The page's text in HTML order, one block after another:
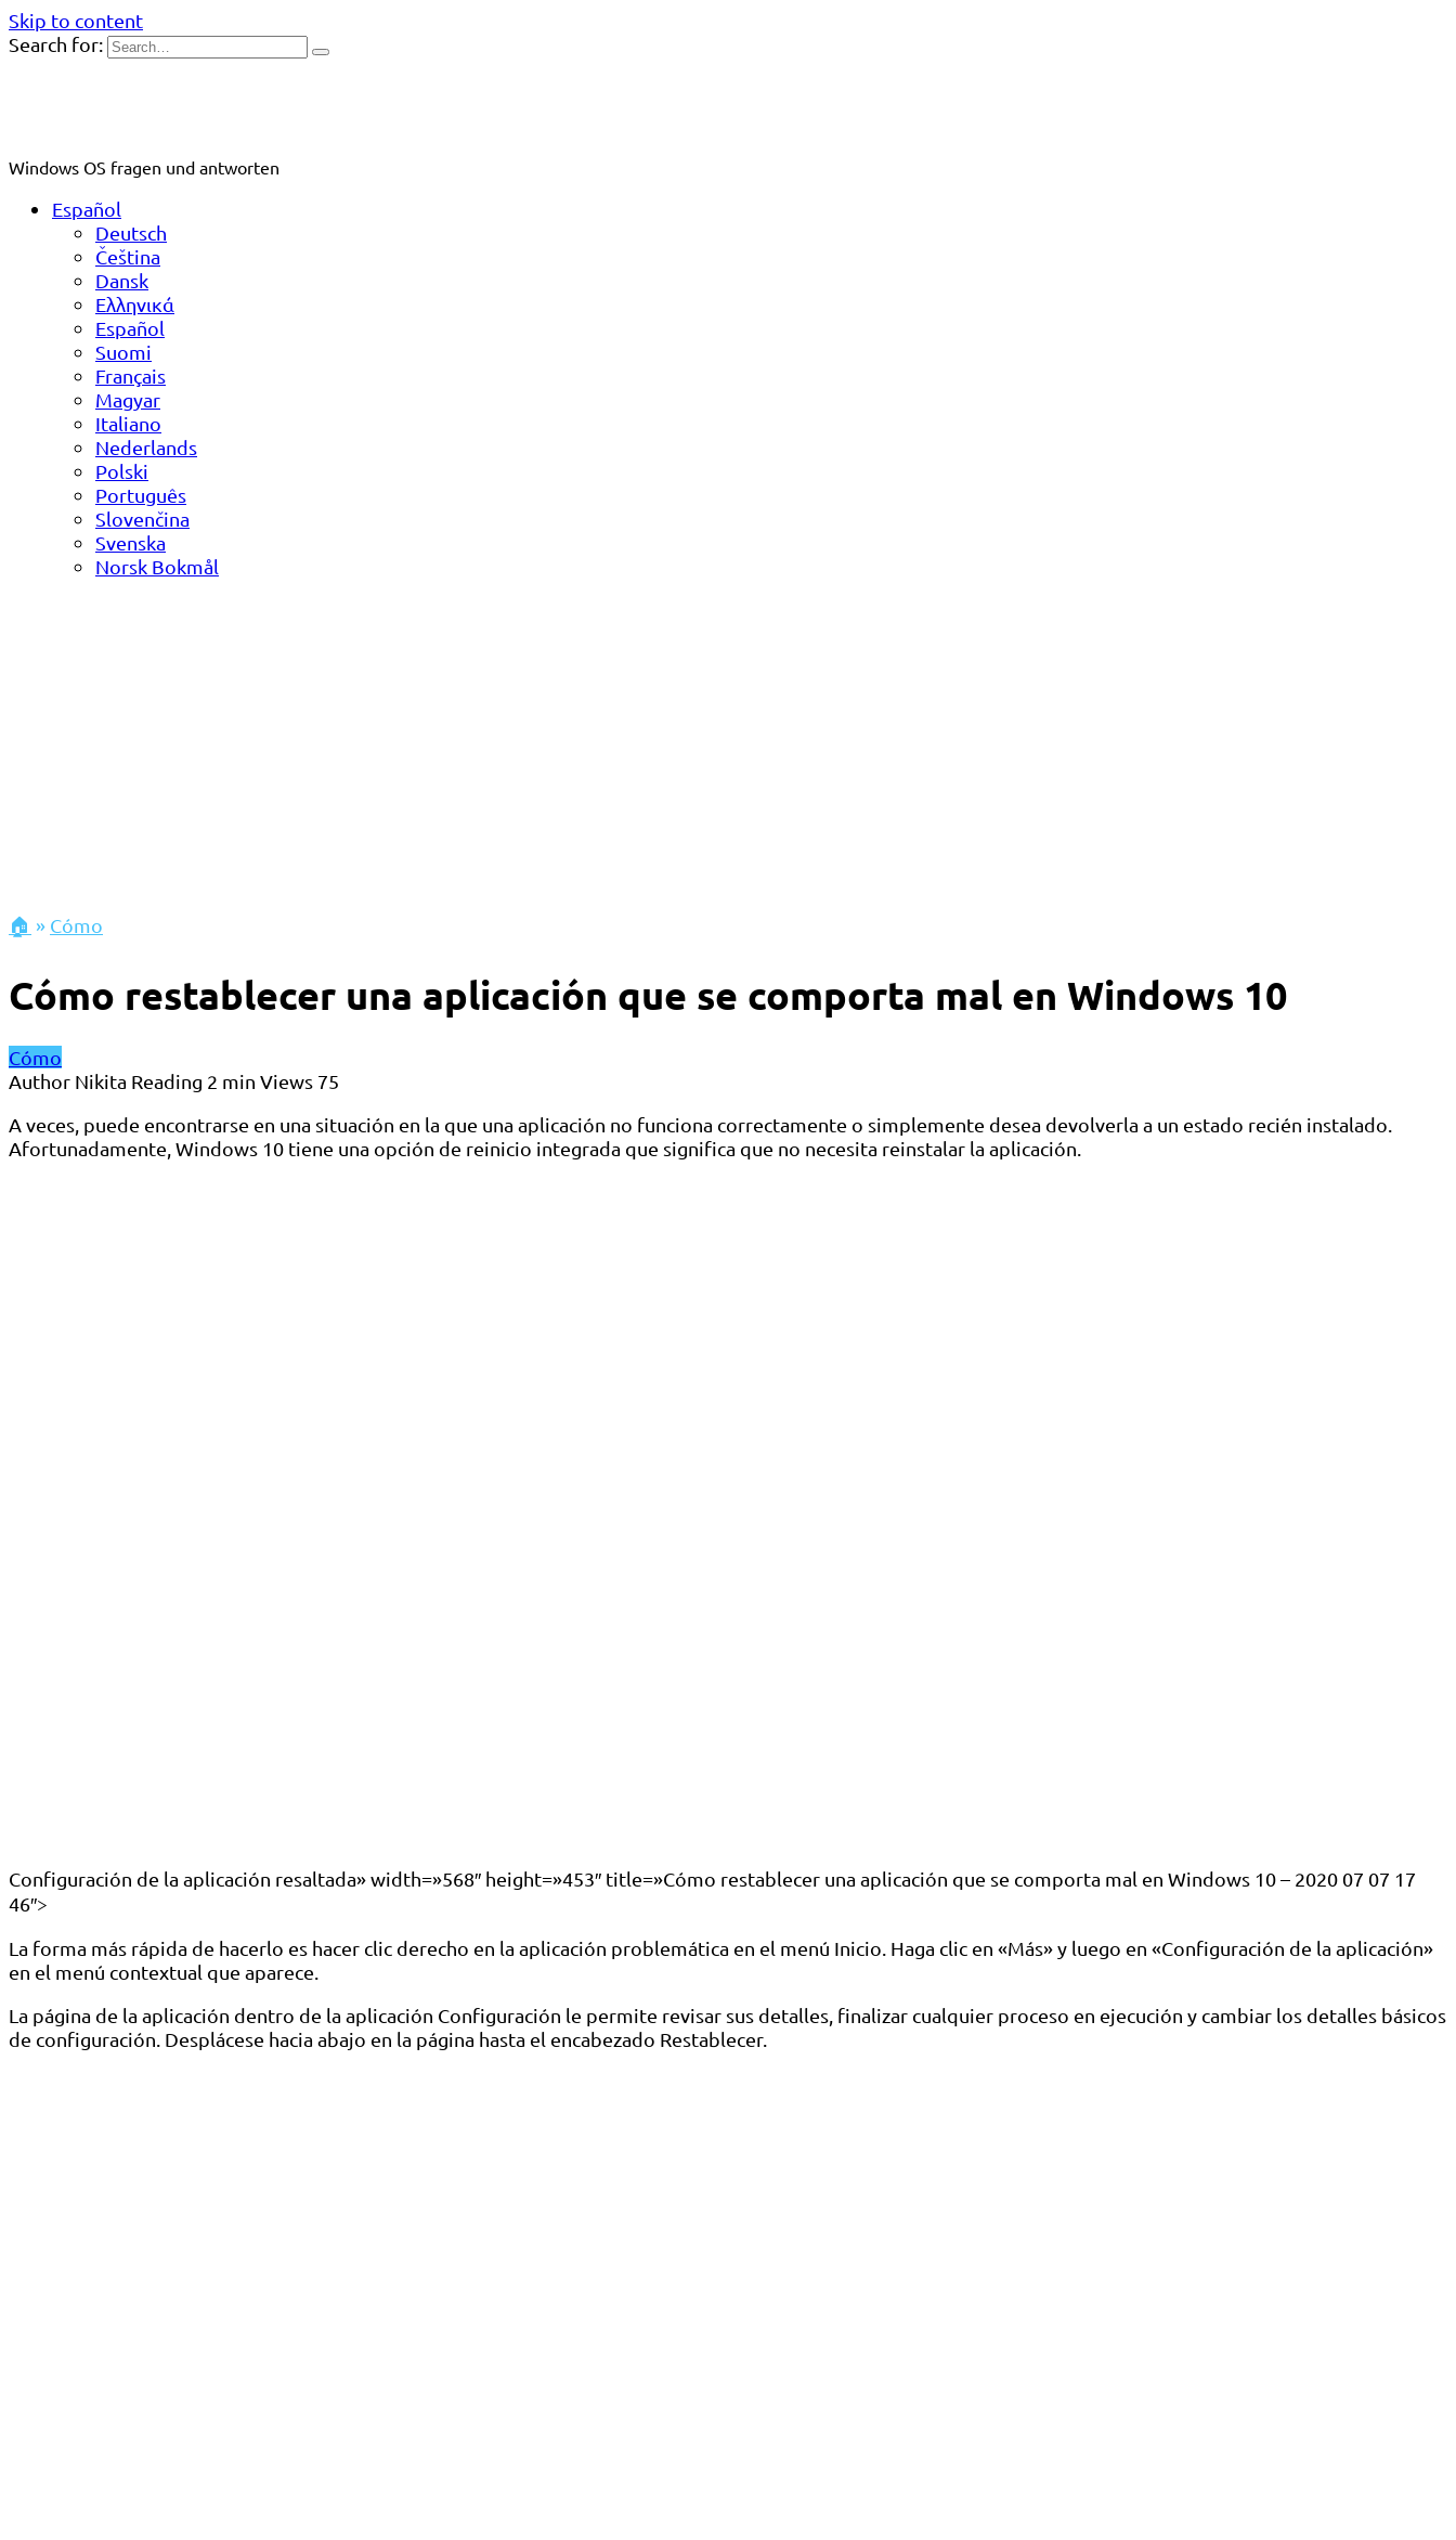
Skip to content
Search for:
Windows OS fragen und antworten
Español
Deutsch
Čeština
Dansk
Ελληνικά
Español
Suomi
Français
Magyar
Italiano
Nederlands
Polski
Português
Slovenčina
Svenska
Norsk Bokmål
🏠 » Cómo
Cómo restablecer una aplicación que se comporta mal en Windows 10
Cómo
Author Nikita Reading 2 min Views 75
A veces, puede encontrarse en una situación en la que una aplicación no funciona correctamente o simplemente desea devolverla a un estado recién instalado.
Afortunadamente, Windows 10 tiene una opción de reinicio integrada que significa que no necesita reinstalar la aplicación.
Configuración de la aplicación resaltada» width=»568″ height=»453″ title=»Cómo restablecer una aplicación que se comporta mal en Windows 10 – 2020 07 07 17
46″>
La forma más rápida de hacerlo es hacer clic derecho en la aplicación problemática en el menú Inicio. Haga clic en «Más» y luego en «Configuración de la aplicación»
en el menú contextual que aparece.
La página de la aplicación dentro de la aplicación Configuración le permite revisar sus detalles, finalizar cualquier proceso en ejecución y cambiar los detalles básicos
de configuración. Desplácese hacia abajo en la página hasta el encabezado Restablecer.